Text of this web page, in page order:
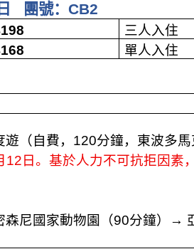
日 團號： CB2
198 三人入住
168 單人入住
（自費， 120分鐘，東波多馬
12 日。基於人力不可抗拒因素
森尼國家動物園（90分鐘） →